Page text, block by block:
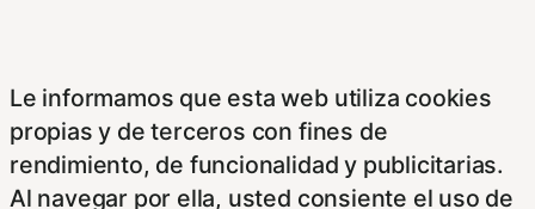
Le informamos que esta web utiliza cookies
propias y de terceros con fines de
rendimiento, de funcionalidad y publicitarias.
Al navegar por ella, usted consiente el uso de